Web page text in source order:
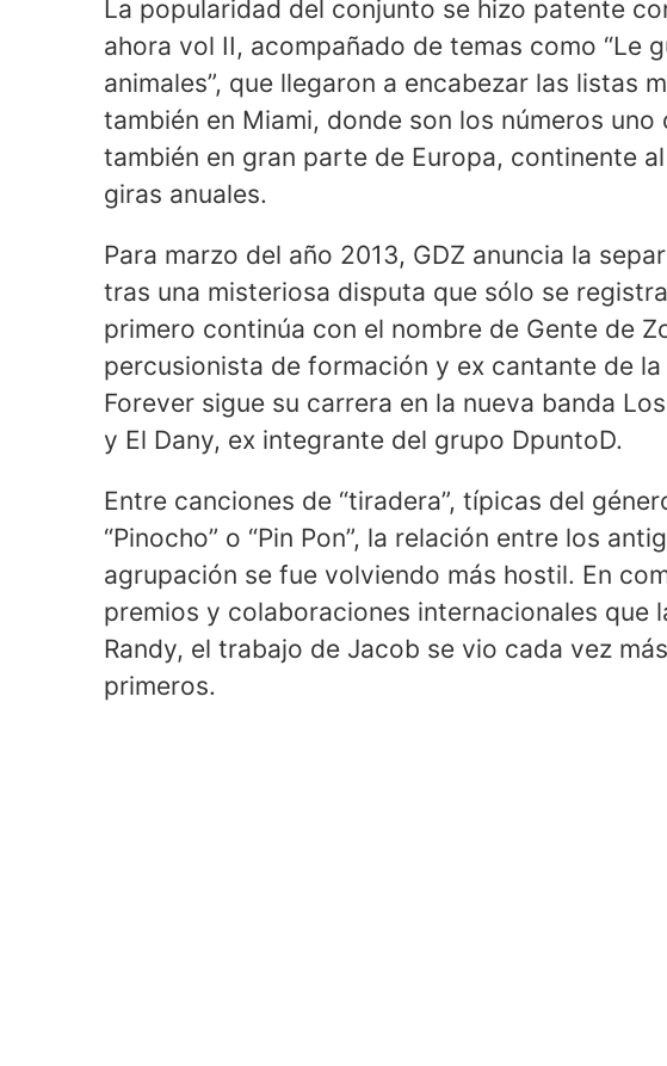
La popularidad del conjunto se hizo patente
ahora vol II, acompañado de temas como “Le
animales”, que llegaron a encabezar las listas
también en Miami, donde son los números
también en gran parte de Europa, continente
giras anuales.
Para marzo del año 2013, GDZ anuncia la
tras una misteriosa disputa que sólo se
primero continúa con el nombre de Gente de
percusionista de formación y ex cantante de
Forever sigue su carrera en la nueva banda
y El Dany, ex integrante del grupo DpuntoD.
Entre canciones de “tiradera”, típicas del
“Pinocho” o “Pin Pon”, la relación entre los
agrupación se fue volviendo más hostil. En
premios y colaboraciones internacionales que
Randy, el trabajo de Jacob se vio cada vez
primeros.